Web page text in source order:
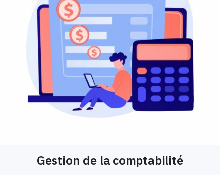
Gestion de la comptabilité